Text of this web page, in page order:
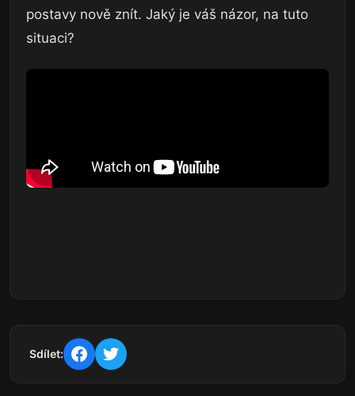
postavy nově znít. Jaký je váš názor, na tuto
situaci?
Sdílet: